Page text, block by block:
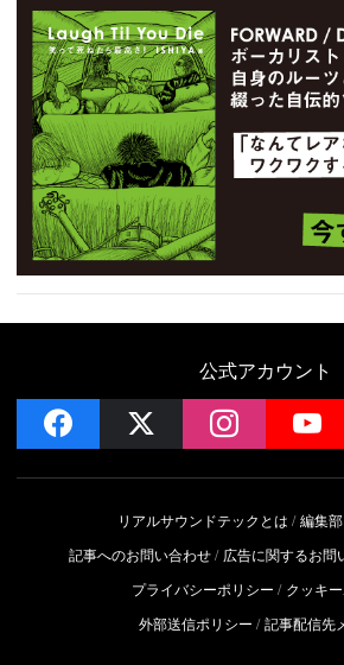
公式アカウント
facebook instagram
リアルサウンドテックとは
編集
記事へのお問い合わせ
広告に関するお問
プライバシーポリシー
クッキ
外部送信ポリシー
記事配信先